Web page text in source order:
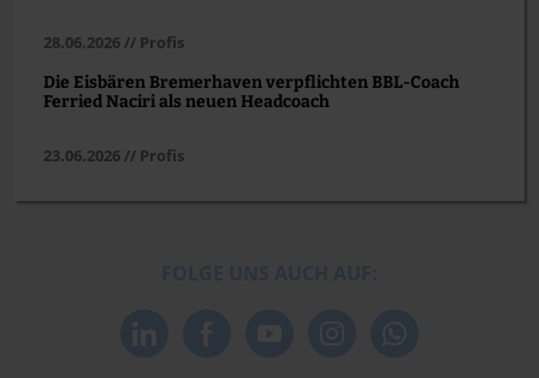
28.06.2026 // Profis
Die Eisbären Bremerhaven verpflichten BBL-Coach
Ferried Naciri als neuen Headcoach
23.06.2026 // Profis